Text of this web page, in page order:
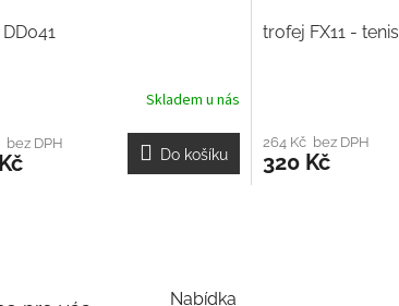
Skladem u nás
bez DPH
Do košíku
trofej FX11 - tenis
264 Kč bez DPH
320 Kč
Nabídka